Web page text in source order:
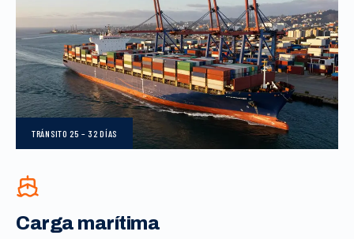
TRÁNSITO 25 – 32 DÍAS
Carga marítima